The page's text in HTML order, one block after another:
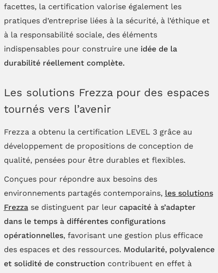
facettes, la certification valorise également les
pratiques d’entreprise liées à la sécurité, à l’éthique et
à la responsabilité sociale, des éléments
indispensables pour construire uneidée de la
durabilité réellement complète.
Les solutions Frezza pour des espaces
tournés vers l’avenir
Frezza a obtenu la certification LEVEL 3 grâce au
développement de propositions de conception de
qualité, pensées pour être durables et flexibles.
Conçues pour répondre aux besoins des
environnements partagés contemporains, les solutions
Frezzase distinguent par leur capacité à s’adapter
dans le temps à différentes configurations
opérationnelles, favorisant une gestion plus efficace
des espaces et des ressources. Modularité, polyvalence
et solidité de construction contribuent en effet à